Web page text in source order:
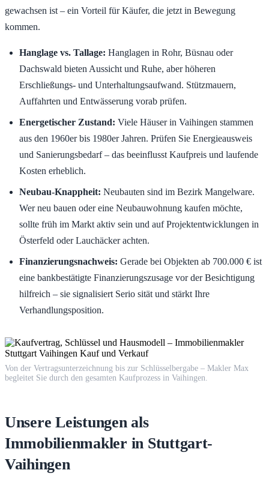
gewachsen ist – ein Vorteil für Käufer, die jetzt in Bewegung
kommen.
Hanglage vs. Tallage: Hanglagen in Rohr, Büsnau oder
Dachswald bieten Aussicht und Ruhe, aber höheren
Erschließungs- und Unterhaltungsaufwand. Stützmauern,
Auffahrten und Entwässerung vorab prüfen.
Energetischer Zustand: Viele Häuser in Vaihingen stammen
aus den 1960er bis 1980er Jahren. Prüfen Sie Energieausweis
und Sanierungsbedarf – das beeinflusst Kaufpreis und laufende
Kosten erheblich.
Neubau-Knappheit: Neubauten sind im Bezirk Mangelware.
Wer neu bauen oder eine Neubauwohnung kaufen möchte,
sollte früh im Markt aktiv sein und auf Projektentwicklungen in
Österfeld oder Lauchäcker achten.
Finanzierungsnachweis: Gerade bei Objekten ab 700.000 € ist
eine bankbestätigte Finanzierungszusage vor der Besichtigung
hilfreich – sie signalisiert Serio sität und stärkt Ihre
Verhandlungsposition.
Von der Vertragsunterzeichnung bis zur Schlüsselbergabe – Makler Max
begleitet Sie durch den gesamten Kaufprozess in Vaihingen.
Unsere Leistungen als
Immobilienmakler in Stuttgart-
Vaihingen